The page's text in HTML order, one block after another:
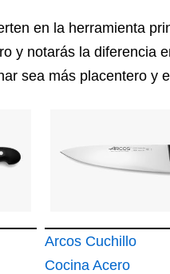
en la herramienta
y notarás la diferencia
sea más placentero y
Arcos Cuchillo
Cocina Acero